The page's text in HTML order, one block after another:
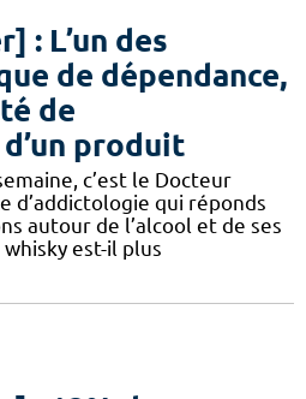
: L’un des
de dépendance,
de
produit
c’est le Docteur
d’addictologie qui réponds
autour de l’alcool et de ses
est-il plus